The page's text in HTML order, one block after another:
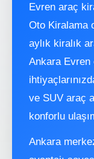
Evren araç
Oto Kiralama
aylık kiralık
Ankara Evren
ve SUV araç
konforlu
Ankara